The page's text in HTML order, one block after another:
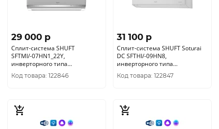
29 000 p
Сплит-система SHUFT
SFTMI/-07HN1_22Y,
инверторного типа
внутренний +внешний блок
Код товара: 122846
31 100 p
Сплит-система SHUFT Soturai
DC SFTHI/-09HN8,
инверторного типа
внутренний +внешний блок
Код товара: 122847